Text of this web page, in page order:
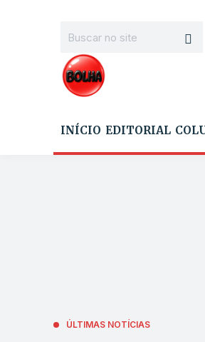
INÍCIO EDITORIAL
ÚLTIMAS NOTÍCIAS